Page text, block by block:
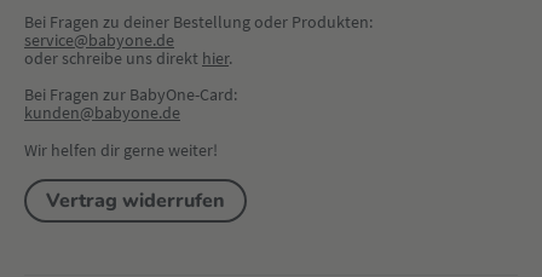
Bei Fragen zu deiner Bestellung oder Produkten:
service@babyone.de
oder schreibe uns direkt hier.
Bei Fragen zur BabyOne-Card:
kunden@babyone.de
Wir helfen dir gerne weiter!
Vertrag widerrufen